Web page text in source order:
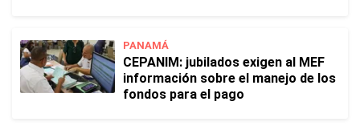
PANAMÁ
CEPANIM: jubilados exigen al MEF
información sobre el manejo de los
fondos para el pago